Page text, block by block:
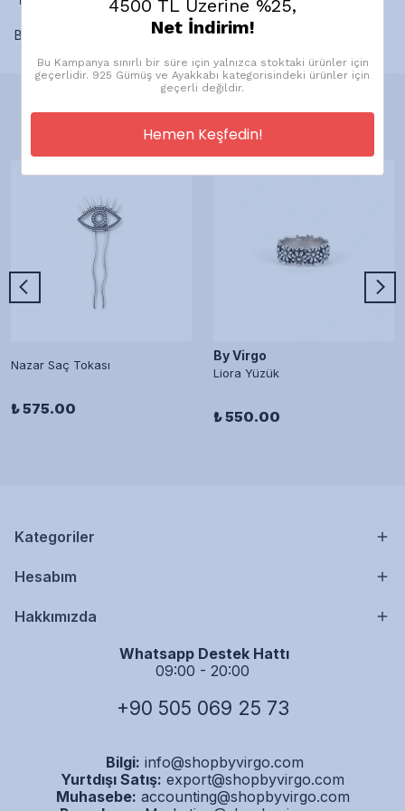
Bu ürün için henüz yorum yapılmamış.
Önerilen Ürünler
Nazar Saç Tokası
₺ 575.00
By Virgo
Liora Yüzük
₺ 550.00
Kategoriler
Hesabım
Hakkımızda
Whatsapp Destek Hattı
09:00 - 20:00
+90 505 069 25 73
Bilgi: info@shopbyvirgo.com
Yurtdışı Satış: export@shopbyvirgo.com
Muhasebe: accounting@shopbyvirgo.com
4500 TL Üzerine %25,
Net İndirim!
Bu Kampanya sınırlı bir süre için yalnızca stoktaki ürünler için
geçerlidir. 925 Gümüş ve Ayakkabı kategorisindeki ürünler için
geçerli değildir.
Hemen Keşfedin!